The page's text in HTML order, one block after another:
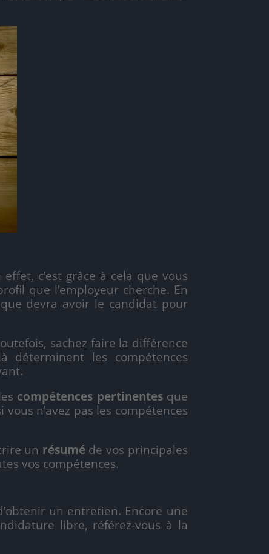
c’est grâce à cela que vous
que l’employeur cherche. En
devra avoir le candidat pour
sachez faire la différence
déterminent les compétences
compétences pertinentesque
n’avez pas les compétences
un résuméde vos principales
vos compétences.
un entretien. Encore une
libre, référez-vous à la